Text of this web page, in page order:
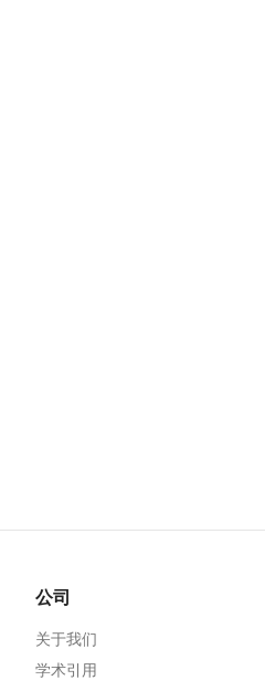
公司
关于我们
学术引用